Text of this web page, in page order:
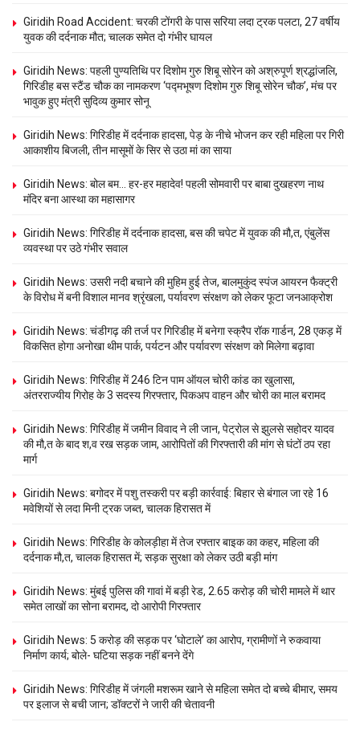
Giridih Road Accident: चरकी टोंगरी के पास सरिया लदा ट्रक पलटा, 27 वर्षीय
युवक की दर्दनाक मौत; चालक समेत दो गंभीर घायल
Giridih News: पहली पुण्यतिथि पर दिशोम गुरु शिबू सोरेन को अश्रुपूर्ण श्रद्धांजलि,
गिरिडीह बस स्टैंड चौक का नामकरण ‘पद्मभूषण दिशोम गुरु शिबू सोरेन चौक’, मंच पर
भावुक हुए मंत्री सुदिव्य कुमार सोनू
Giridih News: गिरिडीह में दर्दनाक हादसा, पेड़ के नीचे भोजन कर रही महिला पर गिरी
आकाशीय बिजली, तीन मासूमों के सिर से उठा मां का साया
Giridih News: बोल बम… हर-हर महादेव! पहली सोमवारी पर बाबा दुखहरण नाथ
मंदिर बना आस्था का महासागर
Giridih News: गिरिडीह में दर्दनाक हादसा, बस की चपेट में युवक की मौ,त, एंबुलेंस
व्यवस्था पर उठे गंभीर सवाल
Giridih News: उसरी नदी बचाने की मुहिम हुई तेज, बालमुकुंद स्पंज आयरन फैक्ट्री
के विरोध में बनी विशाल मानव श्रृंखला, पर्यावरण संरक्षण को लेकर फूटा जनआक्रोश
Giridih News: चंडीगढ़ की तर्ज पर गिरिडीह में बनेगा स्क्रैप रॉक गार्डन, 28 एकड़ में
विकसित होगा अनोखा थीम पार्क, पर्यटन और पर्यावरण संरक्षण को मिलेगा बढ़ावा
Giridih News: गिरिडीह में 246 टिन पाम ऑयल चोरी कांड का खुलासा,
अंतरराज्यीय गिरोह के 3 सदस्य गिरफ्तार, पिकअप वाहन और चोरी का माल बरामद
Giridih News: गिरिडीह में जमीन विवाद ने ली जान, पेट्रोल से झुलसे सहोदर यादव
की मौ,त के बाद श,व रख सड़क जाम, आरोपितों की गिरफ्तारी की मांग से घंटों ठप रहा
मार्ग
Giridih News: बगोदर में पशु तस्करी पर बड़ी कार्रवाई: बिहार से बंगाल जा रहे 16
मवेशियों से लदा मिनी ट्रक जब्त, चालक हिरासत में
Giridih News: गिरिडीह के कोलड़ीहा में तेज रफ्तार बाइक का कहर, महिला की
दर्दनाक मौ,त, चालक हिरासत में; सड़क सुरक्षा को लेकर उठी बड़ी मांग
Giridih News: मुंबई पुलिस की गावां में बड़ी रेड, 2.65 करोड़ की चोरी मामले में थार
समेत लाखों का सोना बरामद, दो आरोपी गिरफ्तार
Giridih News: 5 करोड़ की सड़क पर ‘घोटाले’ का आरोप, ग्रामीणों ने रुकवाया
निर्माण कार्य; बोले- घटिया सड़क नहीं बनने देंगे
Giridih News: गिरिडीह में जंगली मशरूम खाने से महिला समेत दो बच्चे बीमार, समय
पर इलाज से बची जान; डॉक्टरों ने जारी की चेतावनी